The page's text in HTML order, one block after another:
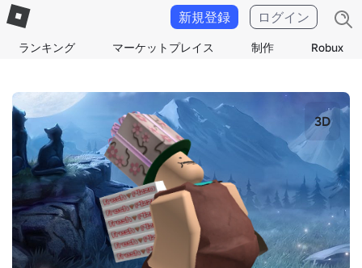
ランキング マーケットプレイス 制作 Robux
新規登録 ログイン
3D